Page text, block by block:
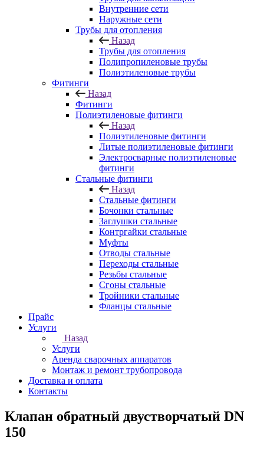
Внутренние сети
Наружные сети
Трубы для отопления
Назад
Трубы для отопления
Полипропиленовые трубы
Полиэтиленовые трубы
Фитинги
Назад
Фитинги
Полиэтиленовые фитинги
Назад
Полиэтиленовые фитинги
Литые полиэтиленовые фитинги
Электросварные полиэтиленовые
фитинги
Стальные фитинги
Назад
Стальные фитинги
Бочонки стальные
Заглушки стальные
Контргайки стальные
Муфты
Отводы стальные
Переходы стальные
Резьбы стальные
Сгоны стальные
Тройники стальные
Фланцы стальные
Прайс
Услуги
Назад
Услуги
Аренда сварочных аппаратов
Монтаж и ремонт трубопровода
Доставка и оплата
Контакты
Клапан обратный двустворчатый DN
150